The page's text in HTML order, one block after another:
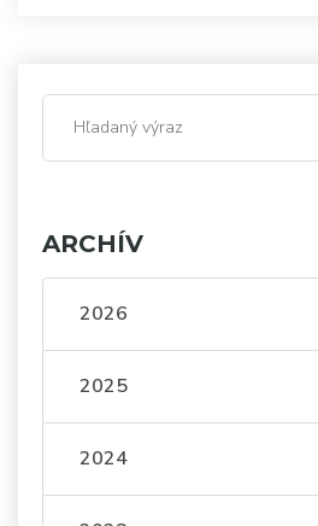
ARCHÍV
2026
2025
2024